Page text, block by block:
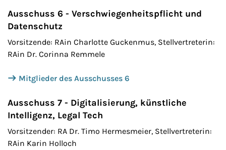
Ausschuss 6 - Verschwiegenheitspflicht und
Datenschutz
Vorsitzende: RAin Charlotte Guckenmus, Stellvertreterin:
RAin Dr. Corinna Remmele
Mitglieder des Ausschusses 6
Ausschuss 7 - Digitalisierung, künstliche
Intelligenz, Legal Tech
Vorsitzender: RA Dr. Timo Hermesmeier, Stellvertreterin:
RAin Karin Holloch